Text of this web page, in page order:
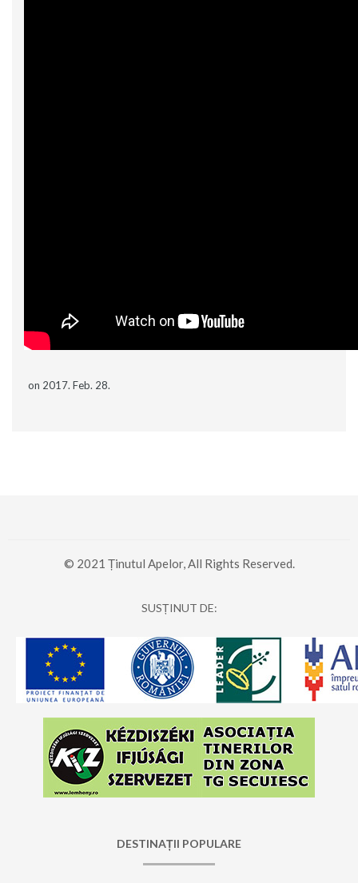
on 2017. Feb. 28.
© 2021 Ținutul Apelor, All Rights Reserved.
SUSȚINUT DE:
DESTINAȚII POPULARE